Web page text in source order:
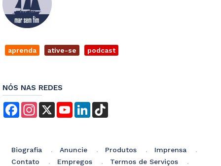
aprenda ative-se podcast
NÓS NAS REDES
FacebookInstagram
X YouTubeLinkedIn
Biografia Anuncie Produtos
Imprensa
Contato
Empregos
Termos de Serviços